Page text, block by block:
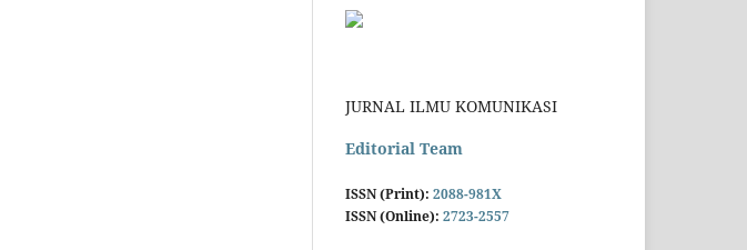
JURNAL ILMU KOMUNIKASI
Editorial Team
ISSN (Print): 2088-981X
ISSN (Online): 2723-2557